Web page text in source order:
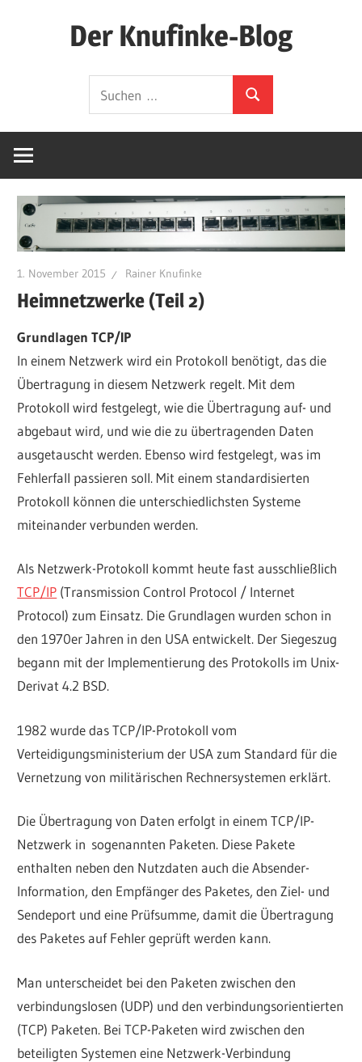
Der Knufinke-Blog
IT
nach:
Suchen
1. November 2015 Rainer Knufinke
Heimnetzwerke (Teil 2)
Grundlagen TCP/IP
In einem Netzwerk wird ein Protokoll benötigt, das die
Übertragung in diesem Netzwerk regelt. Mit dem
Protokoll wird festgelegt, wie die Übertragung auf- und
abgebaut wird, und wie die zu übertragenden Daten
ausgetauscht werden. Ebenso wird festgelegt, was im
Fehlerfall passieren soll. Mit einem standardisierten
Protokoll können die unterschiedlichsten Systeme
miteinander verbunden werden.
Als Netzwerk-Protokoll kommt heute fast ausschließlich
TCP/IP (Transmission Control Protocol / Internet
Protocol) zum Einsatz. Die Grundlagen wurden schon in
den 1970er Jahren in den USA entwickelt. Der Siegeszug
begann mit der Implementierung des Protokolls im Unix-
Derivat 4.2 BSD.
1982 wurde das TCP/IP-Protokoll vom
Verteidigungsministerium der USA zum Standard für die
Vernetzung von militärischen Rechnersystemen erklärt.
Die Übertragung von Daten erfolgt in einem TCP/IP-
Netzwerk in sogenannten Paketen. Diese Pakete
enthalten neben den Nutzdaten auch die Absender-
Information, den Empfänger des Paketes, den Ziel- und
Sendeport und eine Prüfsumme, damit die Übertragung
des Paketes auf Fehler geprüft werden kann.
Man unterscheidet bei den Paketen zwischen den
verbindungslosen (UDP) und den verbindungsorientierten
(TCP) Paketen. Bei TCP-Paketen wird zwischen den
beteiligten Systemen eine Netzwerk-Verbindung